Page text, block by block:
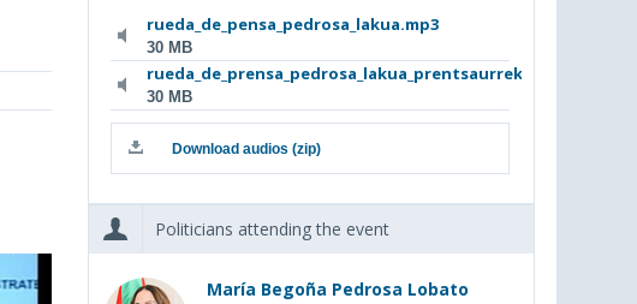
rueda_de_pensa_pedrosa_lakua.mp3
30 MB
rueda_de_prensa_pedrosa_lakua_prentsaurrek...
30 MB
Download audios (zip)
Politicians attending the event
María Begoña Pedrosa Lobato